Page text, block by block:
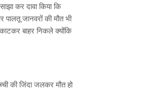
कर दावा किया कि
जानवरों की मौत भी
बाहर निकले क्योंकि
की जिंदा जलकर मौत हो